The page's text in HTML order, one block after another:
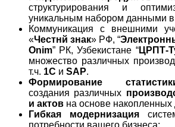
структурирования и
уникальным набором данными в
Коммуникация с внешними
«Честнй знак» PФ, “
Onim” РК, Узбекистане “ЦРПТ-
множество различных
т.ч. 1С и SAP.
Формирование
создания различных
и актов на основе накопленных
Гибкая модернизация
потребности вашего бизнеса;